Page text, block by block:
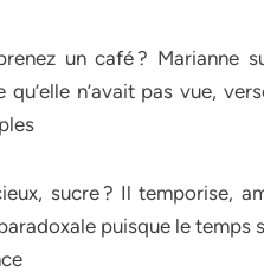
un café ? Marianne
qu’elle n’avait pas vue,
sucre ? Il temporise,
puisque le temps